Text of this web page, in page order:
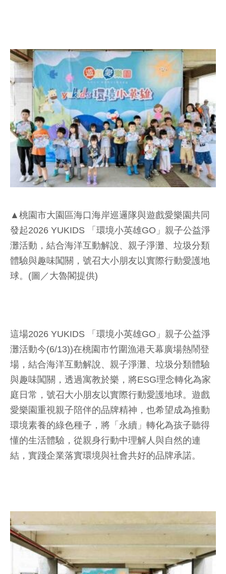
▲桃園市大園區海口海岸巡邏隊與遊戲愛樂園共同
發起2026 YUKIDS 「環境小英雄GO」親子公益淨
灘活動，結合海洋互動解說、親子淨灘、垃圾分類
體驗與趣味闖關，號召大小朋友以實際行動愛護地
球。(圖／大魯閣提供)
這場2026 YUKIDS 「環境小英雄GO」親子公益淨
灘活動今(6/13))在桃園市竹圍漁港天幕廣場熱鬧登
場，結合海洋互動解說、親子淨灘、垃圾分類體驗
與趣味闖關，透過寓教於樂，將ESG理念轉化為家
庭日常，號召大小朋友以實際行動愛護地球。遊戲
愛樂園重視親子陪伴的品牌精神，也希望成為推動
環境素養的綠色種子，將「永續」轉化為孩子聽得
懂的生活體驗，從親身行動中理解人與自然的連
結，實踐企業落實環境與社會共好的品牌承諾。